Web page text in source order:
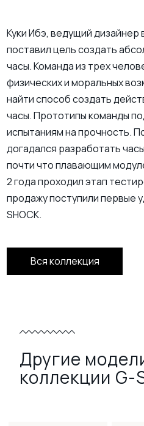
Куки Ибэ, ведущий дизайнер
поставил цель создать
часы. Команда из трех
физических и моральных
найти способ создать
часы. Прототипы команды
испытаниям на прочность.
догадался разработать
почти что плавающим
2 года проходил этап
продажу поступили первые
SHOCK.
Вся коллекция
Другие
коллекции G-